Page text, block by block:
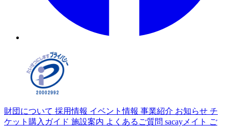
財団について 採用情報 イベント情報 事業紹介 お知らせ チ
ケット購入ガイド 施設案内 よくあるご質問 sacayメイト ご